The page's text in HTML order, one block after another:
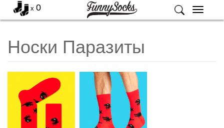
Меню
x 0
Носки Паразиты